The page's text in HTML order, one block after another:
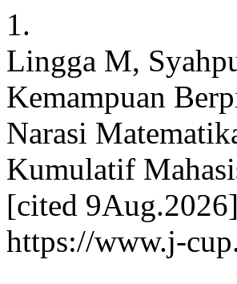
1.
Lingga M,
Kemampuan
Narasi
Kumulatif
[cited
https://www.j-